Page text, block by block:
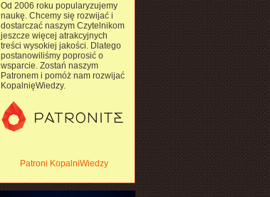
Od 2006 roku popularyzujemy
naukę. Chcemy się rozwijać i
dostarczać naszym Czytelnikom
jeszcze więcej atrakcyjnych
treści wysokiej jakości. Dlatego
postanowiliśmy poprosić o
wsparcie. Zostań naszym
Patronem i pomóż nam rozwijać
KopalnięWiedzy.
Patroni KopalniWiedzy